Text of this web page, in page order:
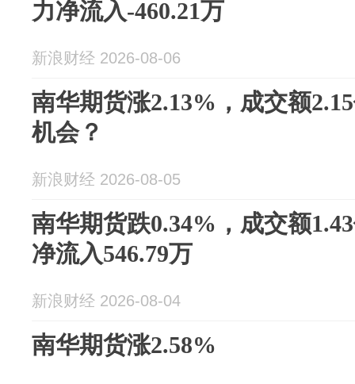
力净流入-460.21万
新浪财经 2026-08-06
南华期货涨2.13%，成交额
机会？
新浪财经 2026-08-05
南华期货跌0.34%，成交额
净流入546.79万
新浪财经 2026-08-04
南华期货涨2.58%